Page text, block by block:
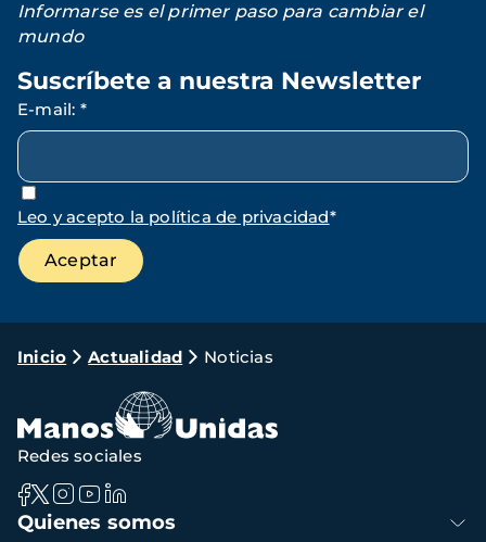
Informarse es el primer paso para cambiar el
mundo
Suscríbete a nuestra Newsletter
E-mail: *
Leo y acepto la política de privacidad*
Ruta
navegación
Inicio Actualidad Noticias
Navegación
Quienes somos
Redes sociales